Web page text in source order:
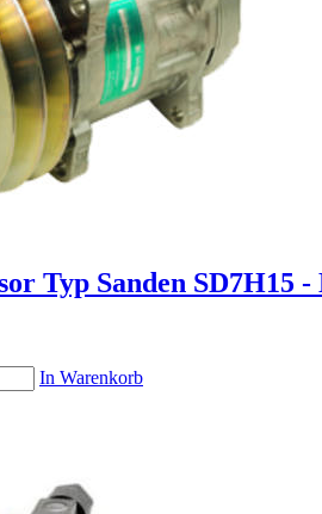
Typ Sanden SD7H15 -
In Warenkorb